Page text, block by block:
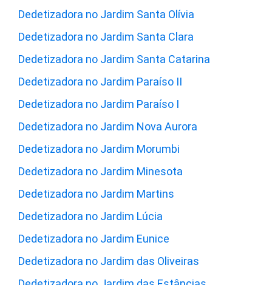
Dedetizadora no Jardim Santa Olívia
Dedetizadora no Jardim Santa Clara
Dedetizadora no Jardim Santa Catarina
Dedetizadora no Jardim Paraíso II
Dedetizadora no Jardim Paraíso I
Dedetizadora no Jardim Nova Aurora
Dedetizadora no Jardim Morumbi
Dedetizadora no Jardim Minesota
Dedetizadora no Jardim Martins
Dedetizadora no Jardim Lúcia
Dedetizadora no Jardim Eunice
Dedetizadora no Jardim das Oliveiras